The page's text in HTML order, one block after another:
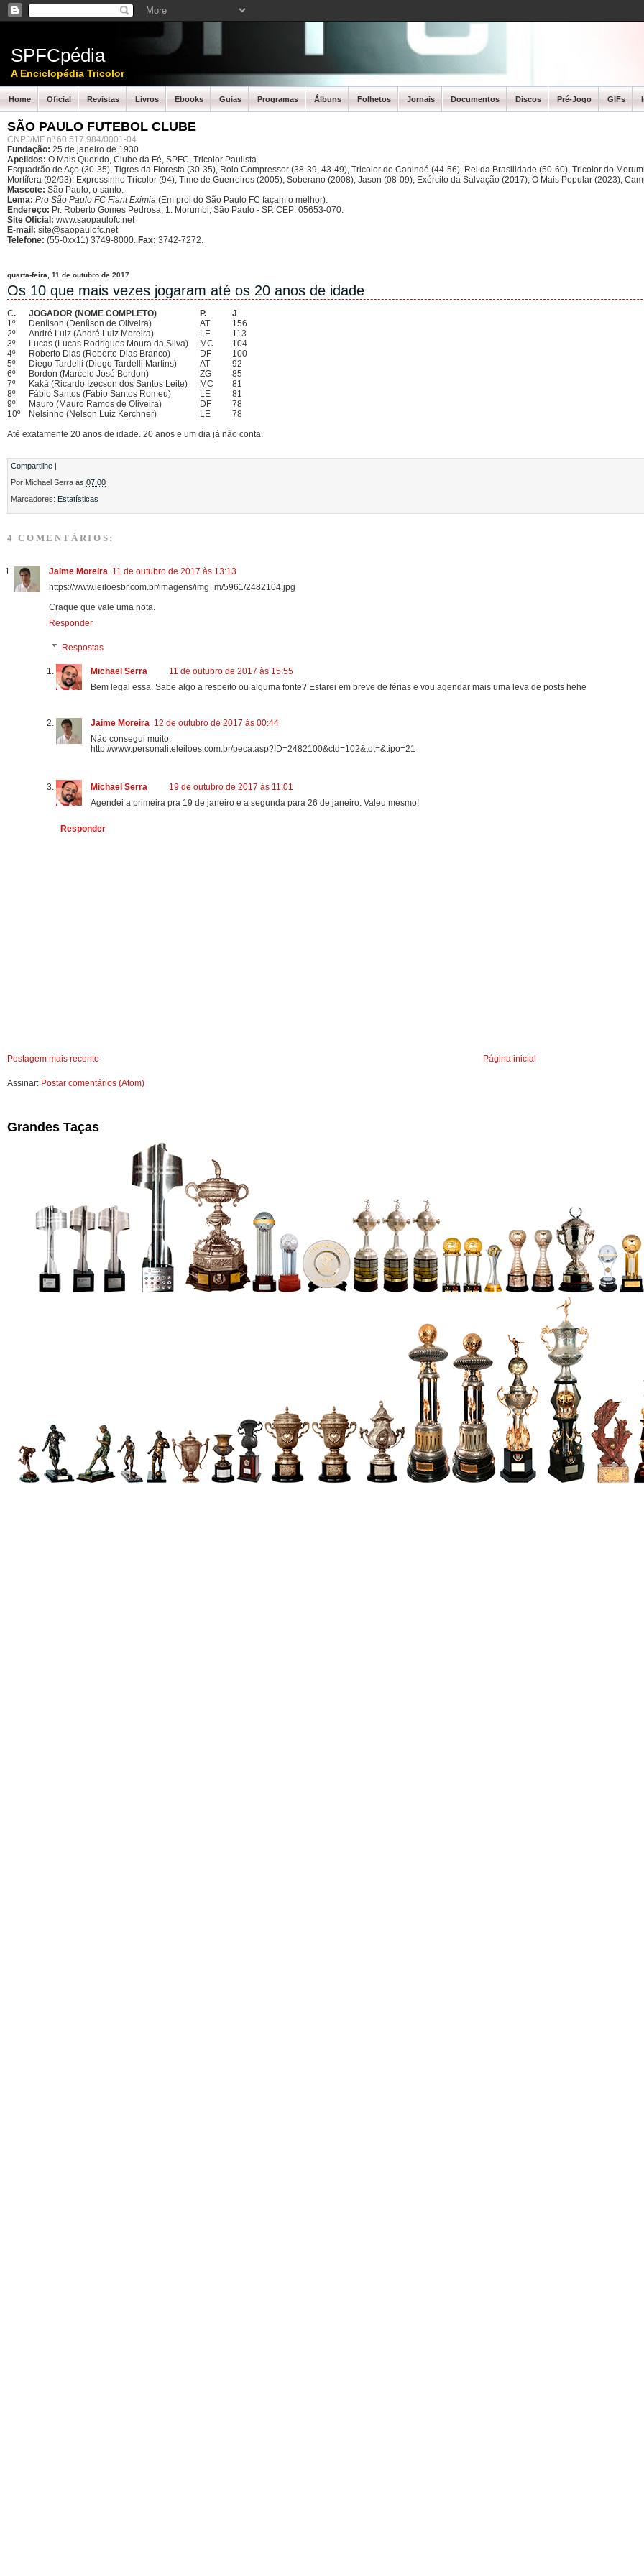
SPFCpédia
A Enciclopédia Tricolor
Home Oficial Revistas Livros Ebooks Guias Programas Álbuns Folhetos Jornais Documentos Discos Pré-Jogo GIFs
SÃO PAULO FUTEBOL CLUBE
CNPJ/MF nº 60.517.984/0001-04
Fundação: 25 de janeiro de 1930
Apelidos: O Mais Querido, Clube da Fé, SPFC, Tricolor Paulista.
Esquadrão de Aço (30-35), Tigres da Floresta (30-35), Rolo Compressor (38-39, 43-49), Tricolor do Canindé (44-56), Rei da Brasilidade (50-60), Tricolor do
Mortífera (92/93), Expressinho Tricolor (94), Time de Guerreiros (2005), Soberano (2008), Jason (08-09), Exército da Salvação (2017), O Mais Popular (2023),
Mascote: São Paulo, o santo.
Lema: Pro São Paulo FC Fiant Eximia (Em prol do São Paulo FC façam o melhor).
Endereço: Pr. Roberto Gomes Pedrosa, 1. Morumbi; São Paulo - SP. CEP: 05653-070.
Site Oficial: www.saopaulofc.net
E-mail: site@saopaulofc.net
Telefone: (55-0xx11) 3749-8000. Fax: 3742-7272.
quarta-feira, 11 de outubro de 2017
Os 10 que mais vezes jogaram até os 20 anos de idade
C. JOGADOR (NOME COMPLETO) P. J
1º
Denílson (Denílson de Oliveira) AT
156
2º
André Luiz (André Luiz Moreira) LE
113
3º
Lucas (Lucas Rodrigues Moura da Silva) MC
104
4º
Roberto Dias (Roberto Dias Branco) DF
100
5º
Diego Tardelli (Diego Tardelli Martins) AT
92
6º
Bordon (Marcelo José Bordon) ZG
85
7º
Kaká (Ricardo Izecson dos Santos Leite) MC
81
8º
Fábio Santos (Fábio Santos Romeu) LE
81
9º
Mauro (Mauro Ramos de Oliveira) DF
78
10º
Nelsinho (Nelson Luiz Kerchner) LE
78
Até exatamente 20 anos de idade. 20 anos e um dia já não conta.
Compartilhe |
Por Michael Serra às 07:00
Marcadores: Estatísticas
4 COMENTÁRIOS:
Jaime Moreira 11 de outubro de 2017 às 13:13
https://www.leiloesbr.com.br/imagens/img_m/5961/2482104.jpg
Craque que vale uma nota.
Responder
Respostas
Michael Serra
11 de outubro de 2017 às 15:55
Bem legal essa. Sabe algo a respeito ou alguma fonte? Estarei em breve de férias e vou agendar mais uma leva de posts hehe
Jaime Moreira 12 de outubro de 2017 às 00:44
Não consegui muito.
http://www.personaliteleiloes.com.br/peca.asp?ID=2482100&ctd=102&tot=&tipo=21
Michael Serra
19 de outubro de 2017 às 11:01
Agendei a primeira pra 19 de janeiro e a segunda para 26 de janeiro. Valeu mesmo!
Responder
Postagem mais recente Página inicial
Assinar: Postar comentários (Atom)
Grandes Taças